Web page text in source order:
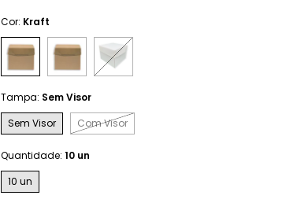
Cor: Kraft
Tampa: Sem Visor
Sem Visor
Com Visor
Quantidade: 10 un
10 un